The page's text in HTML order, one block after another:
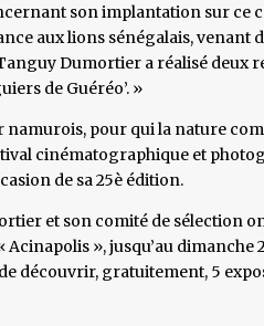
son implantation sur ce
aux lions sénégalais, venant
Dumortier a réalisé deux
de Guéréo’. »
pour qui la nature
cinématographique et
de sa 25è édition.
et son comité de sélection
Acinapolis », jusqu’au dimanche
découvrir, gratuitement, 5